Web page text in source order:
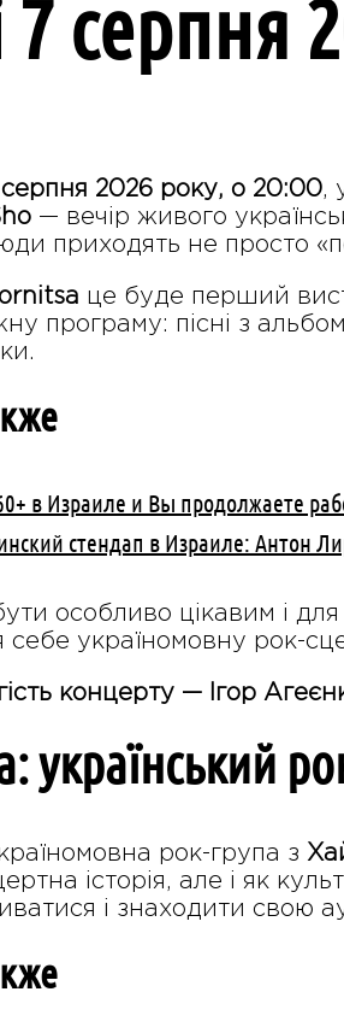
7 серпня
серпня 2026 року, о 20:00,
— вечір живого
приходять не просто
це буде перший
програму: пісні з
в Израиле и Вы продолжаете
стендап в Израиле: Антон
особливо цікавим і
себе україномовну рок-
концерту — Ігор
український
рок-група з
історія, але і як
і знаходити свою